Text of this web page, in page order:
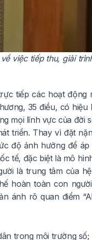
việc tiếp thu, giải
tiếp các hoạt động
35 điều, có hiệu
mọi lĩnh vực của đời
triển. Thay vì đặt
độ ảnh hưởng để
tế, đặc biệt là mô
là trung tâm của
hoàn toàn con
ánh rõ quan điểm
trong môi trường số;